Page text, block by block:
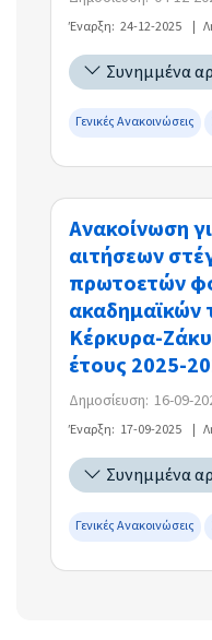
Έναρξη: 24-12-2025 |
Συνημμένα
Γενικές Ανακοινώσεις
Ανακοίνωση
αιτήσεων
πρωτοετών
ακαδημαϊκών
Κέρκυρα-
έτους 2025-
Δημοσίευση: 16-09-
Έναρξη: 17-09-2025 |
Συνημμένα
Γενικές Ανακοινώσεις